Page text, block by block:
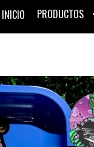
INICIO PRODUCTOS